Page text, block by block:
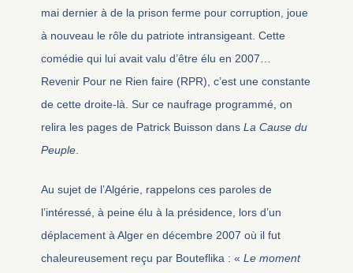
mai dernier à de la prison ferme pour corruption, joue
à nouveau le rôle du patriote intransigeant. Cette
comédie qui lui avait valu d’être élu en 2007…
Revenir Pour ne Rien faire (RPR), c’est une constante
de cette droite-là. Sur ce naufrage programmé, on
relira les pages de Patrick Buisson dans La Cause du
Peuple.
Au sujet de l’Algérie, rappelons ces paroles de
l’intéressé, à peine élu à la présidence, lors d’un
déplacement à Alger en décembre 2007 où il fut
chaleureusement reçu par Bouteflika : « Le moment